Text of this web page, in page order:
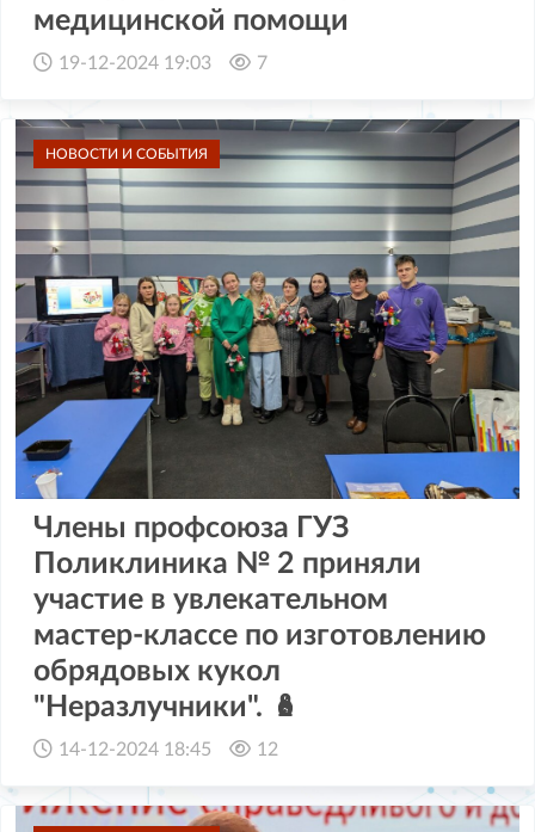
медицинской помощи
19-12-2024 19:03 7
НОВОСТИ И СОБЫТИЯ
Члены профсоюза ГУЗ
Поликлиника № 2 приняли
участие в увлекательном
мастер-классе по изготовлению
обрядовых кукол
"Неразлучники". 🪆
14-12-2024 18:45 12